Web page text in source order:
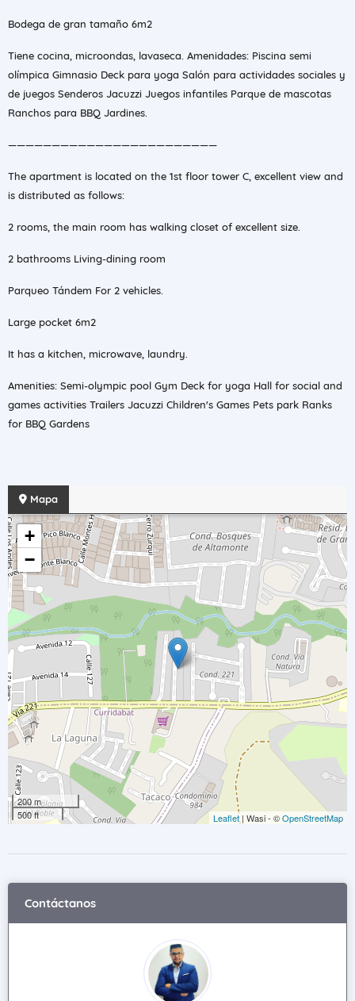
Bodega de gran tamaño 6m2
Tiene cocina, microondas, lavaseca. Amenidades: Piscina semi
olímpica Gimnasio Deck para yoga Salón para actividades sociales y
de juegos Senderos Jacuzzi Juegos infantiles Parque de mascotas
Ranchos para BBQ Jardines.
————————————————————————
The apartment is located on the 1st floor tower C, excellent view and
is distributed as follows:
2 rooms, the main room has walking closet of excellent size.
2 bathrooms Living-dining room
Parqueo Tándem For 2 vehicles.
Large pocket 6m2
It has a kitchen, microwave, laundry.
Amenities: Semi-olympic pool Gym Deck for yoga Hall for social and
games activities Trailers Jacuzzi Children's Games Pets park Ranks
for BBQ Gardens
Mapa
+
−
200 m
500 ft
Leaflet| Wasi - ©OpenStreetMap
Contáctanos